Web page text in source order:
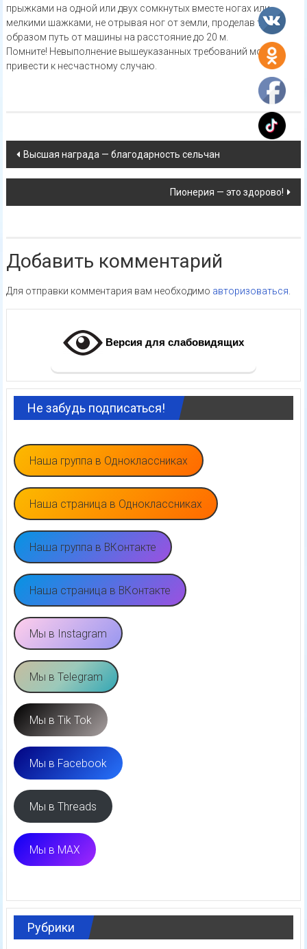
прыжками на одной или двух сомкнутых вместе ногах или
мелкими шажками, не отрывая ног от земли, проделав таким
образом путь от машины на расстояние до 20 м.
Помните! Невыполнение вышеуказанных требований может
привести к несчастному случаю.
Навигация
по
записям
Высшая награда — благодарность сельчан
Пионерия — это здорово!
Добавить комментарий
Для отправки комментария вам необходимо авторизоваться
Версия для слабовидящих
Не забудь подписаться!
Наша группа в Одноклассниках
Наша страница в Одноклассниках
Наша группа в ВКонтакте
Наша страница в ВКонтакте
Мы в Instagram
Мы в Telegram
Мы в Tik Tok
Мы в Facebook
Мы в Threads
Мы в MAX
Рубрики